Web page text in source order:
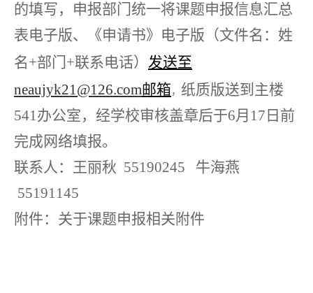
的填写，申报部门统一将课题申报信息汇总
表电子版、《申请书》电子版（文件名： 姓
名+部门+联系电话） 发送至
neaujyk21@126.com邮箱 ， 纸质版送到主楼
541办公室，经学校审核盖章后于6月17日前
完成网络填报。
联系人：王丽秋 55190245 牛海燕
55191145
附件：关于课题申报相关附件